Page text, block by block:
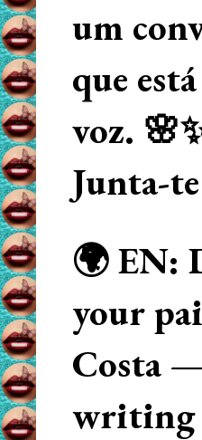
um
que
voz.
Junta-
🌍 EN:
your
Costa
writing